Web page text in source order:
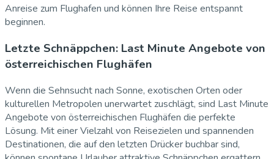
Anreise zum Flughafen und können Ihre Reise entspannt
beginnen.
Letzte Schnäppchen: Last Minute Angebote von
österreichischen Flughäfen
Wenn die Sehnsucht nach Sonne, exotischen Orten oder
kulturellen Metropolen unerwartet zuschlägt, sind Last Minute
Angebote von österreichischen Flughäfen die perfekte
Lösung. Mit einer Vielzahl von Reisezielen und spannenden
Destinationen, die auf den letzten Drücker buchbar sind,